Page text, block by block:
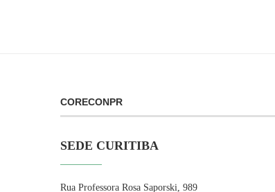
CORECONPR
SEDE CURITIBA
Rua Professora Rosa Saporski, 989